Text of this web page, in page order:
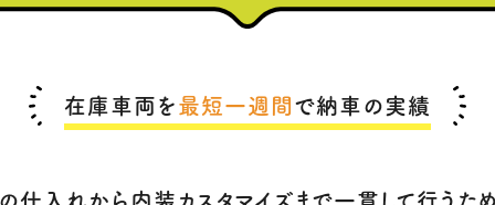
在庫車両を 最短一週間 で納車の実績